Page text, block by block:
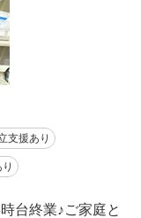
支援あり
台終業♪ご家庭と